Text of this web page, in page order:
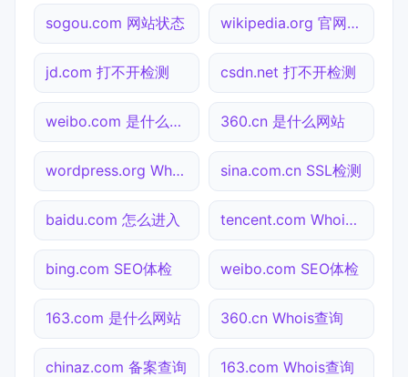
sogou.com 网站状态 wikipedia.org 官网入口
jd.com 打不开检测 csdn.net 打不开检测
weibo.com 是什么网站 360.cn 是什么网站
wordpress.org Whois查询 sina.com.cn SSL检测
baidu.com 怎么进入 tencent.com Whois查询
bing.com SEO体检 weibo.com SEO体检
163.com 是什么网站 360.cn Whois查询
chinaz.com 备案查询 163.com Whois查询